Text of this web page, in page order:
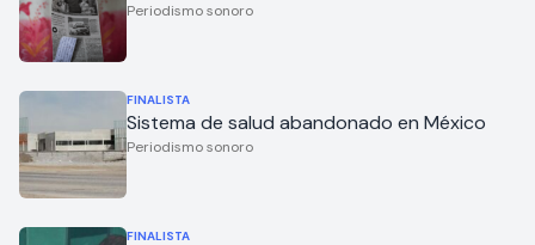
Periodismo sonoro
FINALISTA
Sistema de salud abandonado en México
Periodismo sonoro
FINALISTA